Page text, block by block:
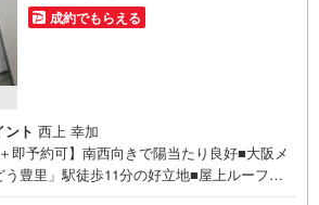
成約でもらえる
ント 西上 幸加
即予約可】南西向きで陽当たり良好■大阪メ
う豊里」駅徒歩11分の好立地■屋上ルーフバ